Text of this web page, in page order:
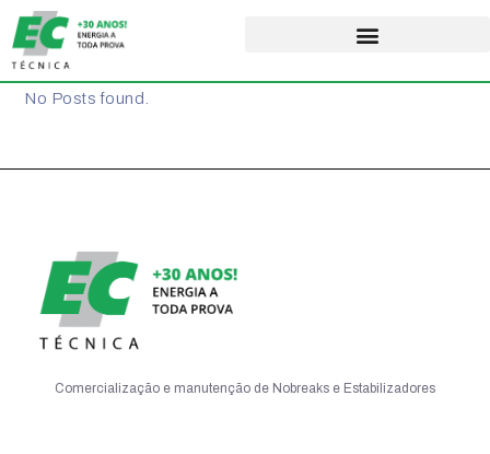
No Posts found.
Comercialização e manutenção de Nobreaks e Estabilizadores